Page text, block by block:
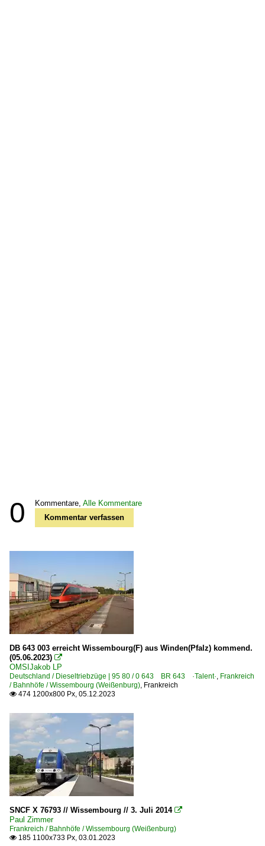
0 Kommentare, Alle Kommentare
Kommentar verfassen
DB 643 003 erreicht Wissembourg(F) aus Winden(Pfalz) kommend.
(05.06.2023) 
OMSIJakob LP
Deutschland / Dieseltriebzüge | 95 80 / 0 643 BR 643 ·Talent·, Frankreich
/ Bahnhöfe / Wissembourg (Weißenburg), Frankreich
 474 1200x800 Px, 05.12.2023
SNCF X 76793 // Wissembourg // 3. Juli 2014 
Paul Zimmer
Frankreich / Bahnhöfe / Wissembourg (Weißenburg)
 185 1100x733 Px, 03.01.2023